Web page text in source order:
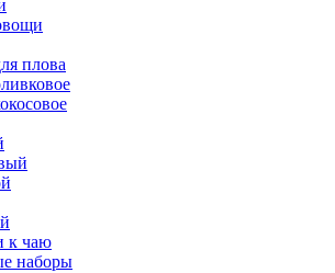
плова
к чаю
наборы